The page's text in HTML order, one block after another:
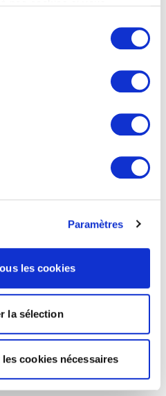
Paramètres
les cookies
la sélection
cookies nécessaires